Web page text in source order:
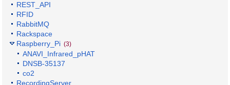
REST_API
RFID
RabbitMQ
Rackspace
Raspberry_Pi (3)
ANAVI_Infrared_pHAT
DNSB-35137
co2
RecordingServer